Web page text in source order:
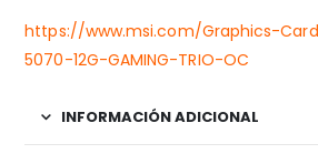
https://www.msi.com/Graphics-
5070-12G-GAMING-TRIO-OC
INFORMACIÓN ADICIONAL